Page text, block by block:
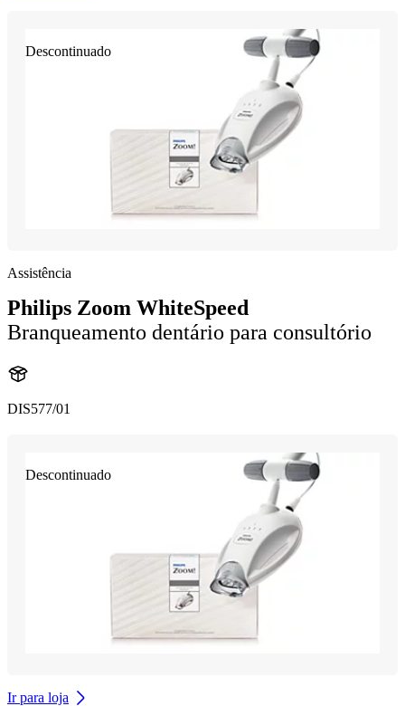
Descontinuado
Assistência
Philips Zoom WhiteSpeed
Branqueamento dentário para consultório
DIS577/01
Descontinuado
Ir para loja